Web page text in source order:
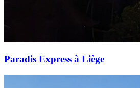
Paradis Express à Liège